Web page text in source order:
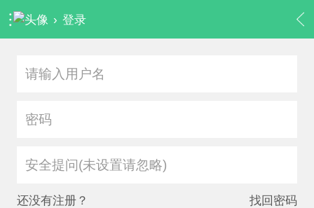
› 登录
安全提问(未设置请忽略)
还没有注册？ 找回密码